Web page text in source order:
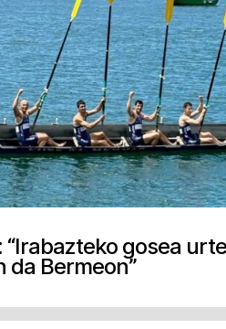
“Irabazteko gosea
da Bermeon”